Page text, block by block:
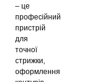
– це
професійний
пристрій
для
точної
стрижки,
оформлення